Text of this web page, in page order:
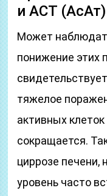
и АСТ (АсАт)
Может
понижение этих
тяжелое
активных
сокращается.
циррозе печени,
уровень часто